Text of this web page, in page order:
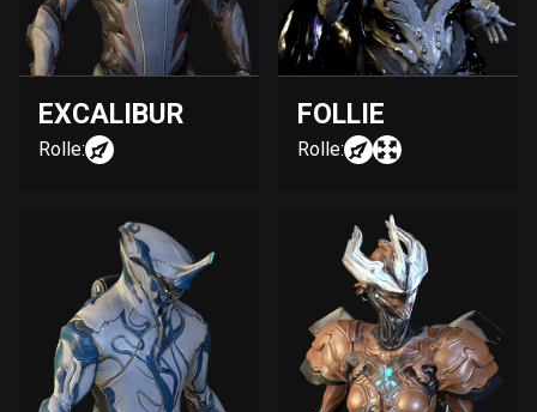
EXCALIBUR
Rolle:
FOLLIE
Rolle: